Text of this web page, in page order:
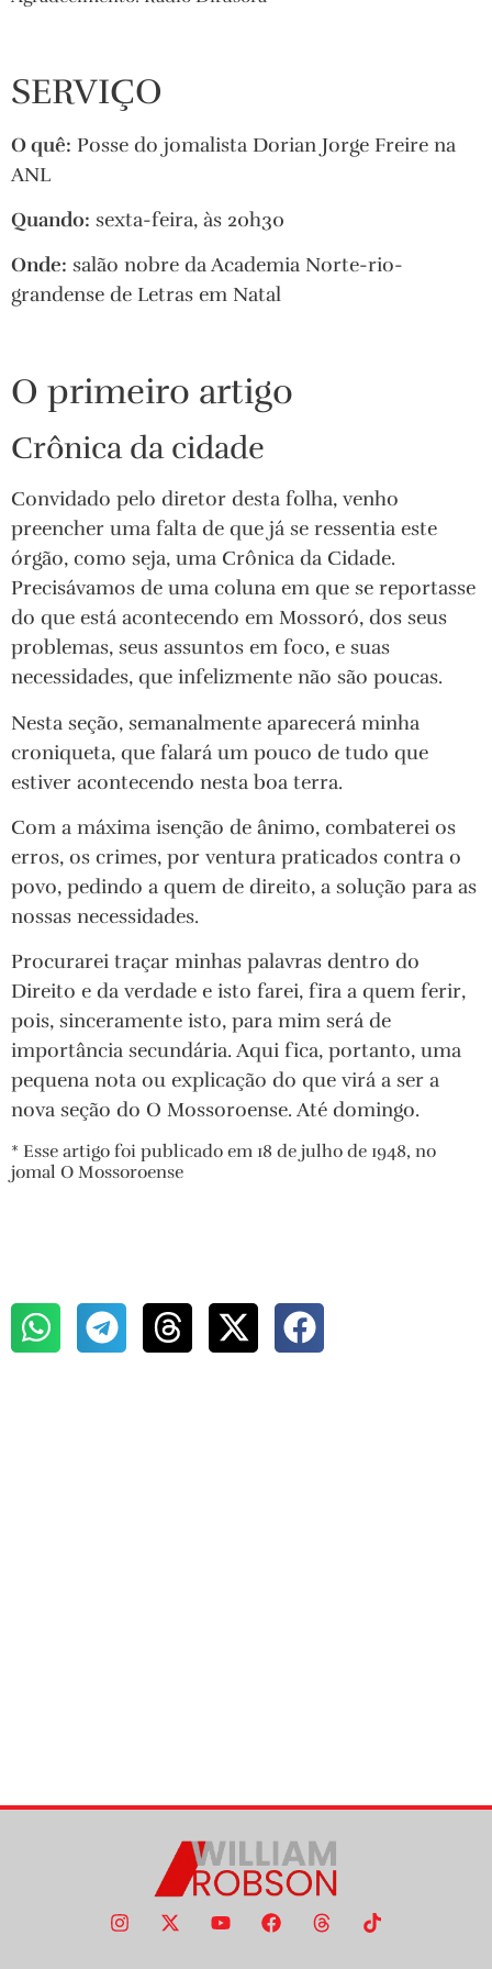
SERVIÇO
O quê: Posse do jomalista Dorian Jorge Freire na
ANL
Quando: sexta-feira, às 20h30
Onde: salão nobre da Academia Norte-rio-
grandense de Letras em Natal
O primeiro artigo
Crônica da cidade
Convidado pelo diretor desta folha, venho
preencher uma falta de que já se ressentia este
órgão, como seja, uma Crônica da Cidade.
Precisávamos de uma coluna em que se reportasse
do que está acontecendo em Mossoró, dos seus
problemas, seus assuntos em foco, e suas
necessidades, que infelizmente não são poucas.
Nesta seção, semanalmente aparecerá minha
croniqueta, que falará um pouco de tudo que
estiver acontecendo nesta boa terra.
Com a máxima isenção de ânimo, combaterei os
erros, os crimes, por ventura praticados contra o
povo, pedindo a quem de direito, a solução para as
nossas necessidades.
Procurarei traçar minhas palavras dentro do
Direito e da verdade e isto farei, fira a quem ferir,
pois, sinceramente isto, para mim será de
importância secundária. Aqui fica, portanto, uma
pequena nota ou explicação do que virá a ser a
nova seção do O Mossoroense. Até domingo.
* Esse artigo foi publicado em 18 de julho de 1948, no
jomal O Mossoroense